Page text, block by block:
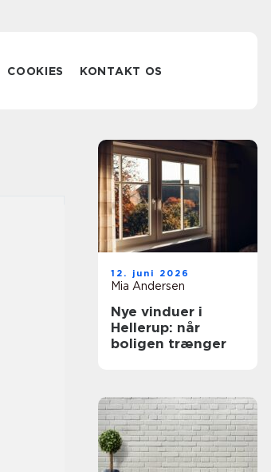
COOKIES KONTAKT OS
12. juni 2026
Mia Andersen
Nye vinduer i
Hellerup: når
boligen trænger